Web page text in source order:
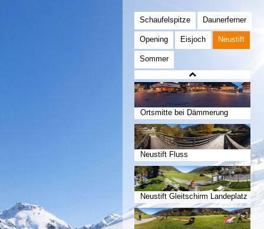
Schaufelspitze Daunerferner
Opening Eisjoch Neustift
Sommer
Ortsmitte bei Dämmerung
Neustift Fluss
Neustift Gleitschirm Landeplatz